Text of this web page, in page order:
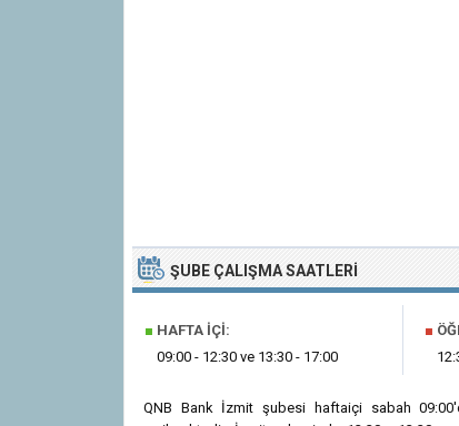
ŞUBE ÇALIŞMA SAATLERI
■ HAFTA İÇI:
09:00 - 12:30 ve 13:30 - 17:00
■
QNB Bank İzmit şubesi haftaiçi sabah